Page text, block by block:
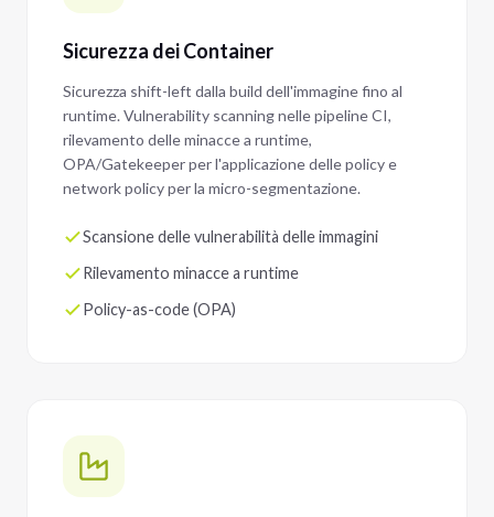
Sicurezza dei Container
Sicurezza shift-left dalla build dell'immagine fino al
runtime. Vulnerability scanning nelle pipeline CI,
rilevamento delle minacce a runtime,
OPA/Gatekeeper per l'applicazione delle policy e
network policy per la micro-segmentazione.
Scansione delle vulnerabilità delle immagini
Rilevamento minacce a runtime
Policy-as-code (OPA)